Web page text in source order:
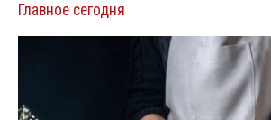
Главное сегодня